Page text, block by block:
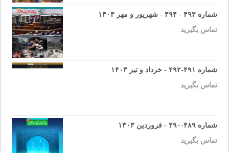
شماره ۴۹۳ - ۴۹۴ - شهریور و مهر ۱۴۰۳
تماس بگیرید
شماره ۴۹۱-۴۹۲ - خرداد و تیر ۱۴۰۳
تماس بگیرید
شماره ۴۸۹-۴۹۰ - فروردین ۱۴۰۳
تماس بگیرید